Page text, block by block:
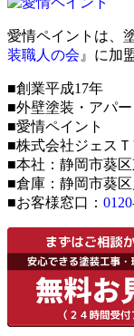
愛情ペイントは、
装職人の会 』に加
■創業平成17年
■外壁塗装・アパ
■愛情ペイント
■株式会社ジェスＴ
■本社：静岡市葵
■倉庫：静岡市葵区
■お客様窓口：